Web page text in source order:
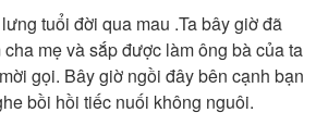
tuổi đời qua mau .Ta bây giờ đã
mẹ và sắp được làm ông bà của ta
gọi. Bây giờ ngồi đây bên cạnh bạn
bồi hồi tiếc nuối không nguôi.